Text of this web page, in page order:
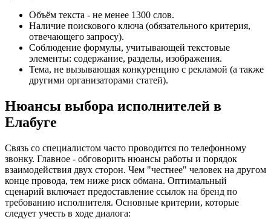
Объём текста - не менее 1300 слов.
Наличие поискового ключа (обязательного критерия,
отвечающего запросу).
Соблюдение формулы, учитывающей текстовые
элементы: содержание, разделы, изображения.
Тема, не вызывающая конкуренцию с рекламой (а также
другими организаторами статей).
Нюансы выбора исполнителей в
Елабуге
Связь со специалистом часто проводится по телефонному
звонку. Главное - обговорить нюансы работы и порядок
взаимодействия двух сторон. Чем "честнее" человек на другом
конце провода, тем ниже риск обмана. Оптимальный
сценарий включает предоставление ссылок на бренд по
требованию исполнителя. Основные критерии, которые
следует учесть в ходе диалога: